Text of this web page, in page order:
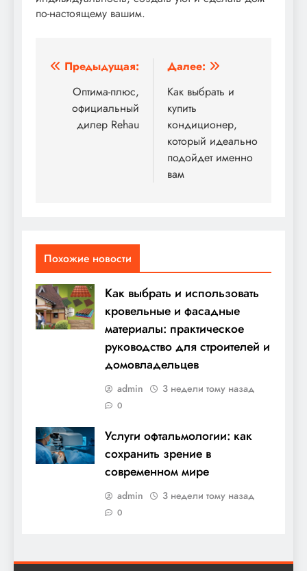
по-настоящему вашим.
Навигация
записям
Предыдущая:
Оптима-плюс,
официальный
дилер Rehau
Далее:
Как выбрать и
купить
кондиционер,
который идеально
подойдет именно
вам
Похожие новости
Как выбрать и использовать
кровельные и фасадные
материалы: практическое
руководство для строителей и
домовладельцев
admin 3 недели тому назад
0
Услуги офтальмологии: как
сохранить зрение в
современном мире
admin 3 недели тому назад
0